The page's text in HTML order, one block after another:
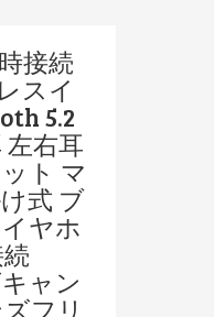
接続
スイ
5.2
右耳
ト マ
式 ブ
ヤホ
ャン
フリ